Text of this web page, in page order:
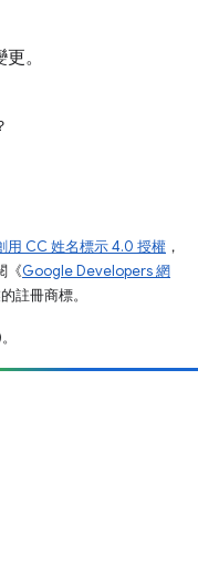
。
用 CC 姓名標示 4.0 授權 ，
《Google Developers 網
註冊商標。